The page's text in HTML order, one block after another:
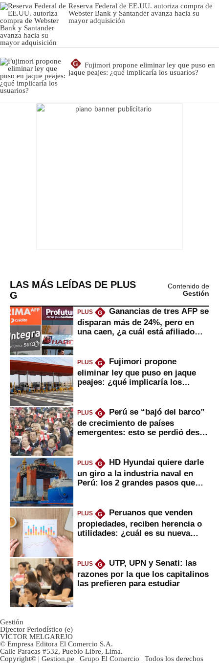
Reserva Federal de EE.UU. autoriza compra de
Webster Bank y Santander avanza hacia su
mayor adquisición
G
Fujimori propone eliminar ley que puso en
jaque peajes: ¿qué implicaría los usuarios?
LAS MÁS LEÍDAS DE PLUS
G
Contenido de
Gestión
PLUS G
Ganancias de tres AFP se
disparan más de 24%, pero en
una caen, ¿a cuál está afiliado
PLUS G
Fujimori propone
eliminar ley que puso en jaque
peajes: ¿qué implicaría los
PLUS G
Perú se “bajó del barco”
de crecimiento de países
emergentes: esto se perdió desde
PLUS G
HD Hyundai quiere darle
un giro a la industria naval en
Perú: los 2 grandes pasos que
PLUS G
Peruanos que venden
propiedades, reciben herencia o
utilidades: ¿cuál es su nueva
PLUS G
UTP, UPN y Senati: las
razones por la que los capitalinos
las prefieren para estudiar
Gestión
Director Periodístico (e)
VÍCTOR MELGAREJO
© Empresa Editora El Comercio S.A.
Calle Paracas #532, Pueblo Libre, Lima.
Copyright© | Gestion.pe | Grupo El Comercio | Todos los derechos